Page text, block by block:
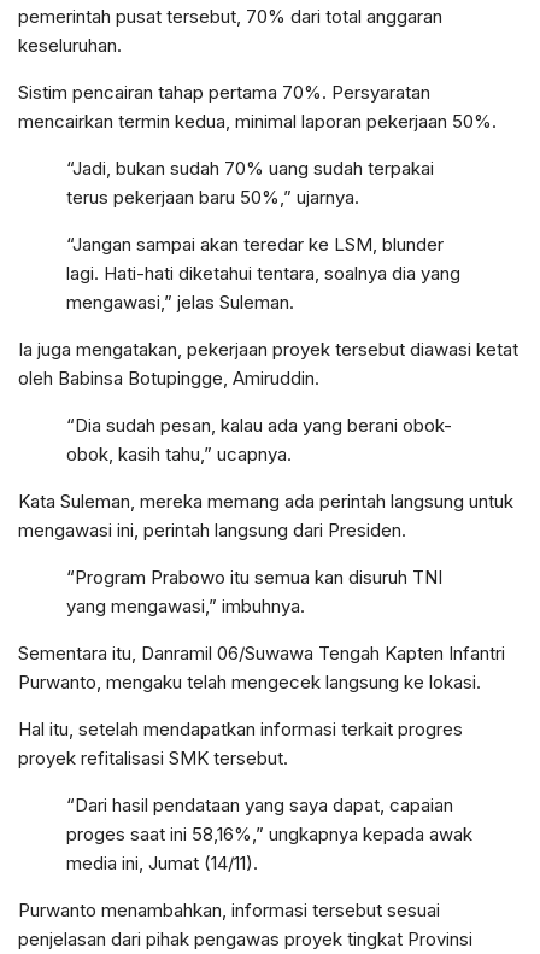
pemerintah pusat tersebut, 70% dari total anggaran
keseluruhan.
Sistim pencairan tahap pertama 70%. Persyaratan
mencairkan termin kedua, minimal laporan pekerjaan 50%.
“Jadi, bukan sudah 70% uang sudah terpakai
terus pekerjaan baru 50%,” ujarnya.
“Jangan sampai akan teredar ke LSM, blunder
lagi. Hati-hati diketahui tentara, soalnya dia yang
mengawasi,” jelas Suleman.
Ia juga mengatakan, pekerjaan proyek tersebut diawasi ketat
oleh Babinsa Botupingge, Amiruddin.
“Dia sudah pesan, kalau ada yang berani obok-
obok, kasih tahu,” ucapnya.
Kata Suleman, mereka memang ada perintah langsung untuk
mengawasi ini, perintah langsung dari Presiden.
“Program Prabowo itu semua kan disuruh TNI
yang mengawasi,” imbuhnya.
Sementara itu, Danramil 06/Suwawa Tengah Kapten Infantri
Purwanto, mengaku telah mengecek langsung ke lokasi.
Hal itu, setelah mendapatkan informasi terkait progres
proyek refitalisasi SMK tersebut.
“Dari hasil pendataan yang saya dapat, capaian
proges saat ini 58,16%,” ungkapnya kepada awak
media ini, Jumat (14/11).
Purwanto menambahkan, informasi tersebut sesuai
penjelasan dari pihak pengawas proyek tingkat Provinsi